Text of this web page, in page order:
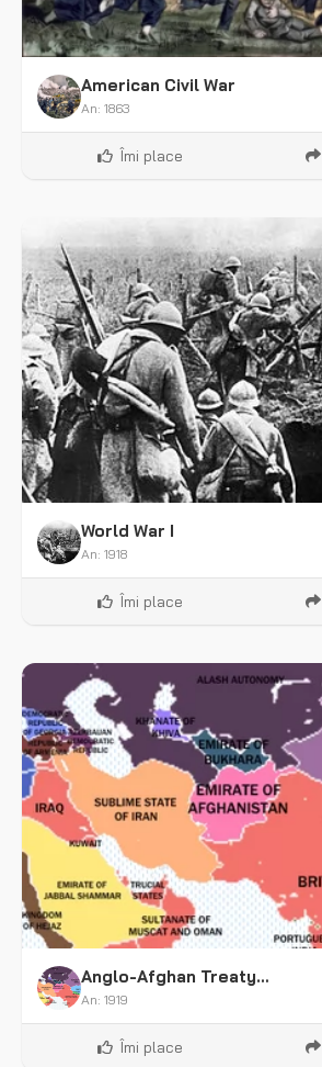
American Civil War
An: 1863
Îmi place
World War I
An: 1918
Îmi place
Anglo-Afghan Treaty of 1919
An: 1919
Îmi place